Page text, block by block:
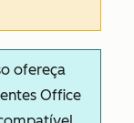
ofereça
Office